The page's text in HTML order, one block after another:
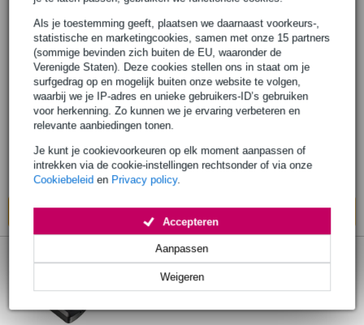
Als je toestemming geeft, plaatsen we daarnaast voorkeurs-,
statistische en marketingcookies, samen met onze 15 partners
(sommige bevinden zich buiten de EU, waaronder de
Verenigde Staten). Deze cookies stellen ons in staat om je
surfgedrag op en mogelijk buiten onze website te volgen,
waarbij we je IP-adres en unieke gebruikers-ID’s gebruiken
voor herkenning. Zo kunnen we je ervaring verbeteren en
relevante aanbiedingen tonen.
Je kunt je cookievoorkeuren op elk moment aanpassen of
intrekken via de cookie-instellingen rechtsonder of via onze
Cookiebeleid en Privacy policy.
Weigeren
Aanpassen
Accepteren
Tascam Portacapture X6 handheld PCM
recorder
Adviesprijs € 412,- € 298,-
werkdagen
Wel in1 winkel
In mijn winkelwagen
2 reviews
Tascam DR-05XP field recorder